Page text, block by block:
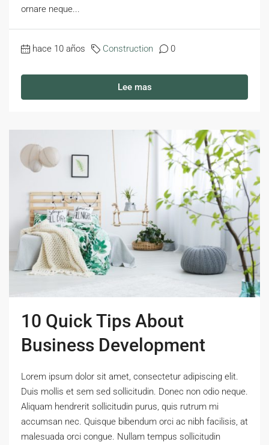
ornare neque...
hace 10 años Construction 0
Lee mas
10 Quick Tips About
Business Development
Lorem ipsum dolor sit amet, consectetur adipiscing elit.
Duis mollis et sem sed sollicitudin. Donec non odio neque.
Aliquam hendrerit sollicitudin purus, quis rutrum mi
accumsan nec. Quisque bibendum orci ac nibh facilisis, at
malesuada orci congue. Nullam tempus sollicitudin